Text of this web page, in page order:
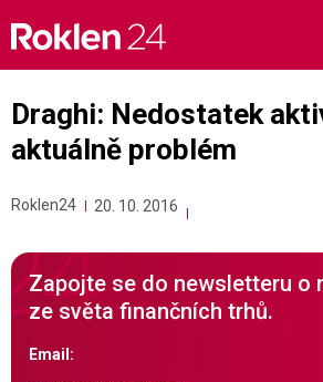
content
Draghi: Nedostatek
aktuálně problém
Roklen24 20. 10. 2016
Zapojte se do newsletteru o
ze světa finančních trhů.
Email: